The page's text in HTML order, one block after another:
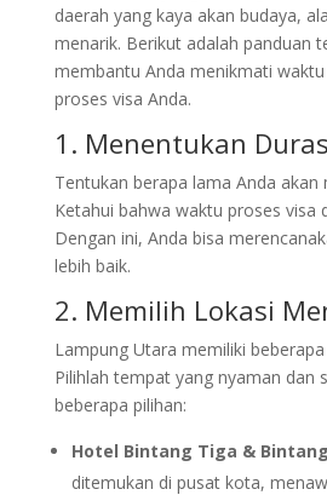
daerah yang kaya akan budaya,
menarik. Berikut adalah panduan
membantu Anda menikmati
proses visa Anda.
1. Menentukan
Tentukan berapa lama Anda akan
Ketahui bahwa waktu proses visa
Dengan ini, Anda bisa
lebih baik.
2. Memilih Lokasi
Lampung Utara memiliki
Pilihlah tempat yang nyaman dan
beberapa pilihan:
Hotel Bintang Tiga &
ditemukan di pusat kota,